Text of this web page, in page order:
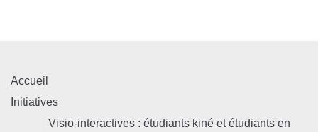
Accueil
Initiatives
Visio-interactives : étudiants kiné et étudiants en